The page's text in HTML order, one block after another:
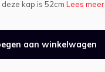
kap is 52cm Lees meer..
aan winkelwagen